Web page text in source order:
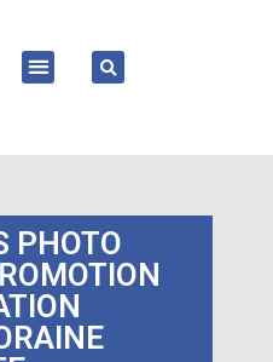
PHOTO